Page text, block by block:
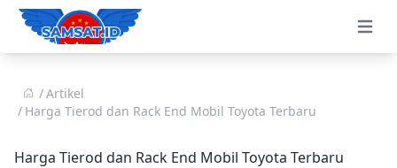
Open
Artikel
Harga Tierod dan Rack End Mobil Toyota Terbaru
Harga Tierod dan Rack End Mobil Toyota Terbaru